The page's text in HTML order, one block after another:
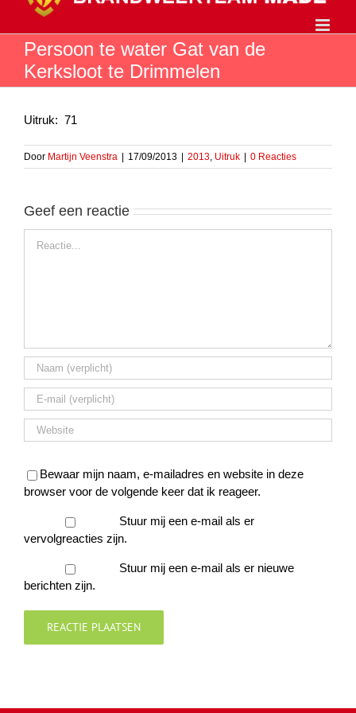
inhoudPersoon te water Gat van de
Kerksloot te Drimmelen
Uitruk: 71
Door Martijn Veenstra 17/09/2013 2013, Uitruk 0 Reacties
Geef een reactie
Bewaar mijn naam, e-mailadres en website in deze
browser voor de volgende keer dat ik reageer.
Stuur mij een e-mail als er
vervolgreacties zijn.
Stuur mij een e-mail als er nieuwe
berichten zijn.